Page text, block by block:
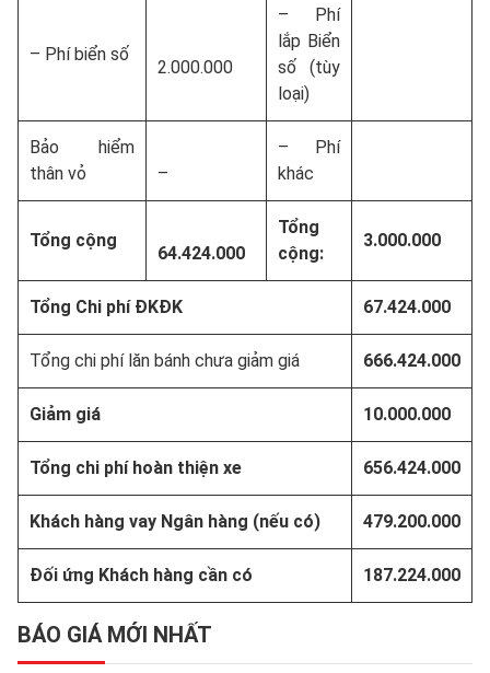
– Phí biển số
2.000.000
– Phí
lắp Biển
số (tùy
loại)
Bảo hiểm
thân vỏ
–
– Phí
khác
Tổng cộng
64.424.000
Tổng
cộng:
3.000.000
Tổng Chi phí ĐKĐK 67.424.000
Tổng chi phí lăn bánh chưa giảm giá 666.424.000
Giảm giá 10.000.000
Tổng chi phí hoàn thiện xe 656.424.000
Khách hàng vay Ngân hàng (nếu có) 479.200.000
Đối ứng Khách hàng cần có 187.224.000
BÁO GIÁ MỚI NHẤT